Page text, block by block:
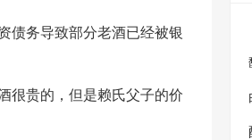
债务导致部分老酒已经被银
很贵的，但是赖氏父子的价